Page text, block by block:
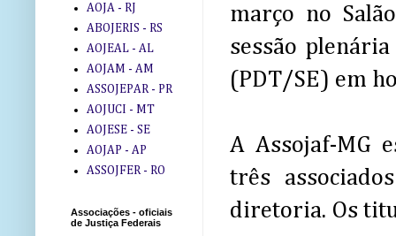
março no
sessão
(PDT/SE) em
A Assojaf-MG
três
diretoria. Os
AOJA - RJ
ABOJERIS - RS
AOJEAL - AL
AOJAM - AM
ASSOJEPAR - PR
AOJUCI - MT
AOJESE - SE
AOJAP - AP
ASSOJFER - RO
Associações - oficiais
de Justiça Federais